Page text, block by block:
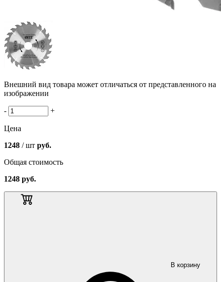
Внешний вид товара может отличаться от представленного на
изображении
- +
Цена
1248 / шт руб.
Общая стоимость
1248 руб.
В корзину